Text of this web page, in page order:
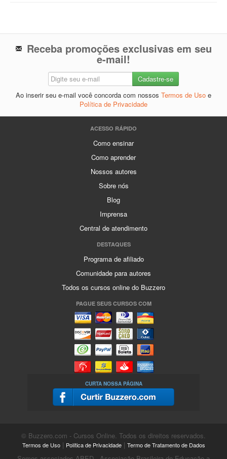
Receba promoções exclusivas em seu
e-mail!
Ao inserir seu e-mail você concorda com nossos Termos de Uso e
Política de Privacidade
ACESSO RÁPIDO
Como ensinar
Como aprender
Nossos autores
Sobre nós
Blog
Imprensa
Central de atendimento
DESTAQUES
Programa de afiliado
Comunidade para autores
Todos os cursos online do Buzzero
PAGUE SEUS CURSOS COM
CURTA NOSSA PÁGINA
© Buzzero.com - Cursos Online. Todos os direitos reservados.
Termos de Uso| Política de Privacidade| Termo de Tratamento de Dados